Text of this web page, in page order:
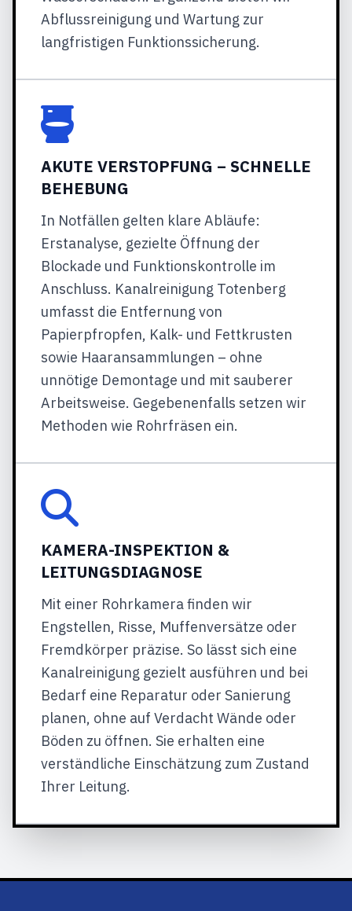
Abflussreinigung und Wartung zur
langfristigen Funktionssicherung.
AKUTE VERSTOPFUNG – SCHNELLE
BEHEBUNG
In Notfällen gelten klare Abläufe:
Erstanalyse, gezielte Öffnung der
Blockade und Funktionskontrolle im
Anschluss. Kanalreinigung Totenberg
umfasst die Entfernung von
Papierpfropfen, Kalk- und Fettkrusten
sowie Haaransammlungen – ohne
unnötige Demontage und mit sauberer
Arbeitsweise. Gegebenenfalls setzen wir
Methoden wie Rohrfräsen ein.
KAMERA-INSPEKTION &
LEITUNGSDIAGNOSE
Mit einer Rohrkamera finden wir
Engstellen, Risse, Muffenversätze oder
Fremdkörper präzise. So lässt sich eine
Kanalreinigung gezielt ausführen und bei
Bedarf eine Reparatur oder Sanierung
planen, ohne auf Verdacht Wände oder
Böden zu öffnen. Sie erhalten eine
verständliche Einschätzung zum Zustand
Ihrer Leitung.